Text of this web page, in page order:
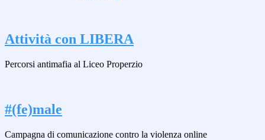
Attività con LIBERA
Percorsi antimafia al Liceo Properzio
#(fe)male
Campagna di comunicazione contro la violenza online